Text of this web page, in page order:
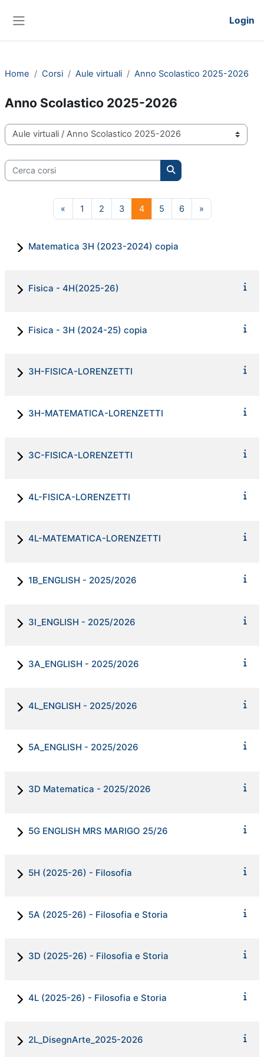
Login
Home Corsi Aule virtuali Anno Scolastico 2025-2026
Anno Scolastico 2025-2026
Categorie di corso
Cerca corsi
Cerca corsi
«Pagina precedente
1 Pagina 1
2Pagina 2
3Pagina 3
4Pagina 4
5Pagina 5
6Pagina 6
»Pagina
Matematica 3H (2023-2024) copia
Fisica - 4H(2025-26)
Fisica - 3H (2024-25) copia
3H-FISICA-LORENZETTI
3H-MATEMATICA-LORENZETTI
3C-FISICA-LORENZETTI
4L-FISICA-LORENZETTI
4L-MATEMATICA-LORENZETTI
1B_ENGLISH - 2025/2026
3I_ENGLISH - 2025/2026
3A_ENGLISH - 2025/2026
4L_ENGLISH - 2025/2026
5A_ENGLISH - 2025/2026
3D Matematica - 2025/2026
5G ENGLISH MRS MARIGO 25/26
5H (2025-26) - Filosofia
5A (2025-26) - Filosofia e Storia
3D (2025-26) - Filosofia e Storia
4L (2025-26) - Filosofia e Storia
2L_DisegnArte_2025-2026